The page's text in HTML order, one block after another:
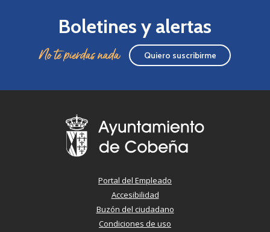
Boletines y alertas
No te pierdas nada Quiero suscribirme
Portal del Empleado
Accesibilidad
Buzón del ciudadano
Condiciones de uso